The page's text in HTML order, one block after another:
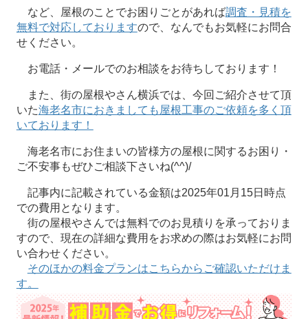
など、屋根のことでお困りごとがあれば調査・見積を
無料で対応しておりますので、なんでもお気軽にお問合
せください。
お電話・メールでのお相談をお待ちしております！
また、街の屋根やさん横浜では、今回ご紹介させて頂
いた海老名市におきましても屋根工事のご依頼を多く頂
いております！
海老名市にお住まいの皆様方の屋根に関するお困り・
ご不安事もぜひご相談下さいね(^^)/
記事内に記載されている金額は2025年01月15日時点
での費用となります。
街の屋根やさんでは無料でのお見積りを承っておりま
すので、現在の詳細な費用をお求めの際はお気軽にお問
い合わせください。
そのほかの料金プランはこちらからご確認いただけま
す。